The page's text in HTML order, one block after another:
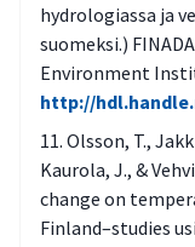
hydrologiassa ja
suomeksi.)
Environment
http://
Olsson, T.,
Kaurola, J., &
change on
Finland–studies